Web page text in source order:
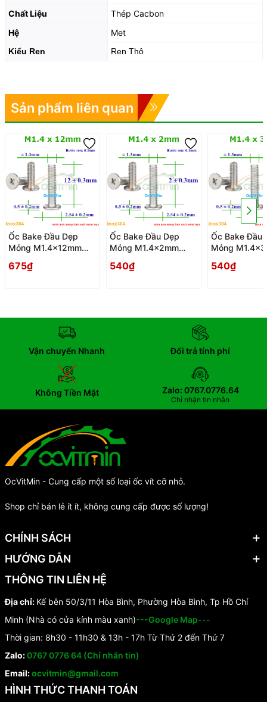
Chất Liệu
Thép Cacbon
Hệ
Met
Kiểu Ren Ren Thô
Sản phẩm liên quan
Ốc Bake Đầu Dẹp
Mỏng M1.4x12mm
Dau Dep Mong
675₫
Ốc Bake Đầu Dẹp
Mỏng M1.4x2mm
Dau Dep Mong
540₫
Ốc Bake Đầu
Mỏng
Dau Dep
540₫
Vận chuyển Nhanh Đổi trả tính phí
Không Tiền Mặt Zalo: 0767.0776.64
Chỉ nhận tin nhắn
OcVitMin - Cung cấp một số loại ốc vít cỡ nhỏ.
Shop chỉ bán lẻ ít ít, không cung cấp được số lượng!
CHÍNH SÁCH
HƯỚNG DẪN
THÔNG TIN LIÊN HỆ
Địa chỉ: Kế bên 50/3/11 Hòa Bình, Phường Hòa Bình, Tp Hồ Chí
Minh (Nhà có cửa kính màu xanh)---Google Map---
Thời gian: 8h30 - 11h30 & 13h - 17h Từ Thứ 2 đến Thứ 7
Zalo:0767 0776 64 (Chỉ nhắn tin)
Email:ocvitmin@gmail.com
HÌNH THỨC THANH TOÁN